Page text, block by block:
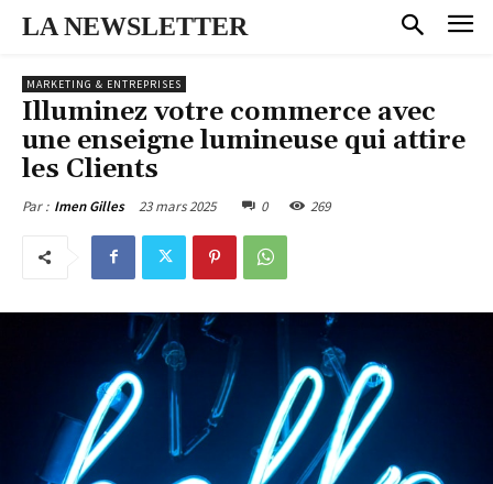
LA NEWSLETTER
MARKETING & ENTREPRISES
Illuminez votre commerce avec
une enseigne lumineuse qui attire
les Clients
Par : Imen Gilles 23 mars 2025 0 269